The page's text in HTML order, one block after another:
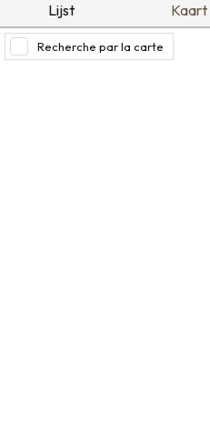
Lijst Kaart
Recherche par la carte